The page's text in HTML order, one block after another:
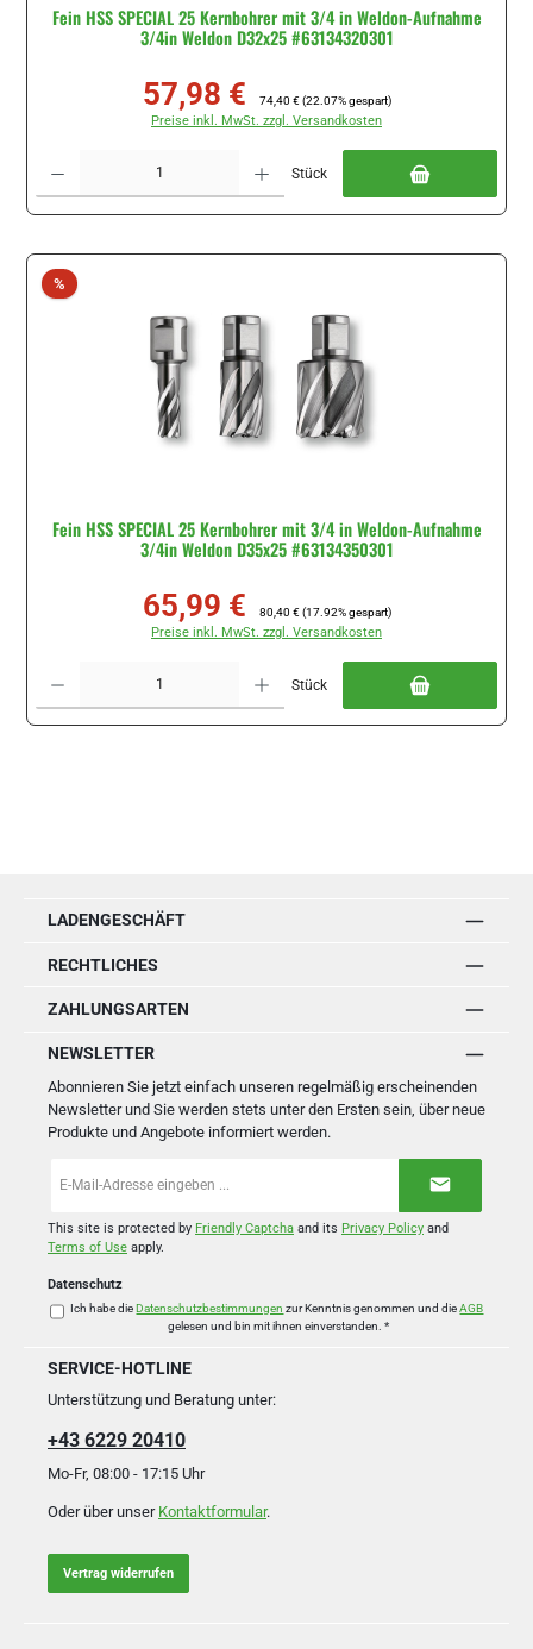
Fein HSS SPECIAL 25 Kernbohrer mit 3/4 in Weldon-Aufnahme
3/4in Weldon D32x25 #63134320301
Verkaufspreis:
57,98 € Regulärer Preis:
74,40 € (22.07% gespart)
Preise inkl. MwSt. zzgl. Versandkosten
Stück
%Rabatt
Fein HSS SPECIAL 25 Kernbohrer mit 3/4 in Weldon-Aufnahme
3/4in Weldon D35x25 #63134350301
Verkaufspreis:
65,99 € 80,40 € (17.92% gespart)
Preise inkl. MwSt. zzgl. Versandkosten
Stück
LADENGESCHÄFT
RECHTLICHES
ZAHLUNGSARTEN
NEWSLETTER
Abonnieren Sie jetzt einfach unseren regelmäßig erscheinenden
Newsletter und Sie werden stets unter den Ersten sein, über neue
Produkte und Angebote informiert werden.
Mail-
*
This site is protected by Friendly Captcha and its Privacy Policy and
Terms of Use apply.
Datenschutz
Ich habe dieDatenschutzbestimmungen zur Kenntnis genommen und dieAGB
gelesen und bin mit ihnen einverstanden. *
SERVICE-HOTLINE
Unterstützung und Beratung unter:
+43 6229 20410
Mo-Fr, 08:00 - 17:15 Uhr
Oder über unser Kontaktformular.
Vertrag widerrufen